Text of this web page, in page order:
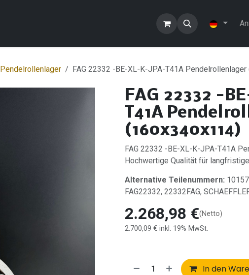
Pendelrollenlager FAG 22332 -BE-XL-K-JPA-T41A
FAG 22332 -
T41A
(160x340x114)
FAG 22332 -BE-XL-K-JPA-T41A
Hochwertige Qualität für
Alternative Teilenummern:
FAG22332, 22332FAG,
2.268,98 €(Netto)
2.700,09 € inkl. 19% MwSt.
In den